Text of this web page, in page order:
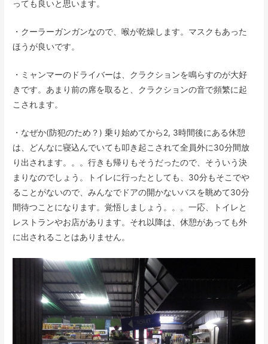
っても良いと思います。
・クーラーガンガンなので、喉が乾燥します。マスクもあった
ほうが良いです。
・ミャンマーのドライバーは、クラクションを鳴らすのが大好
きです。あまり前の席を取ると、クラクションの音で頻繁に起
こされます。
・なぜか(防犯のため？) 乗り始めてから2, 3時間後にある休憩
は、どんなに寝込んでいても叩き起こされて全員外に30分間放
り出されます。。。行きも帰りもそうだったので、そういう決
まりなのでしょう。トイレに行ったとしても、30分もそこでや
ることがないので、みんなでドアの開かないバスを眺めて30分
間待つことになります。覚悟しましょう。。。一応、トイレと
レストランやお店があります。それ以降は、休憩があっても外
に出されることはありません。